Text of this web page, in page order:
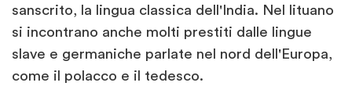
sanscrito, la lingua classica dell'India. Nel lituano
si incontrano anche molti prestiti dalle lingue
slave e germaniche parlate nel nord dell'Europa,
come il polacco e il tedesco.